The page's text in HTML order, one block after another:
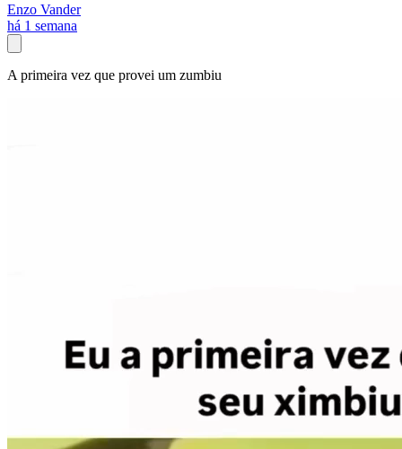
Enzo Vander
há 1 semana
A primeira vez que provei um zumbiu